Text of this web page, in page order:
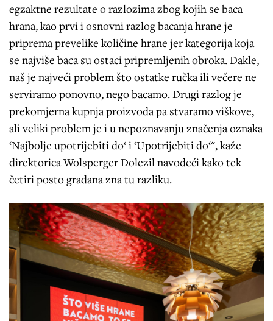
egzaktne rezultate o razlozima zbog kojih se baca
hrana, kao prvi i osnovni razlog bacanja hrane je
priprema prevelike količine hrane jer kategorija koja
se najviše baca su ostaci pripremljenih obroka. Dakle,
naš je najveći problem što ostatke ručka ili večere ne
serviramo ponovno, nego bacamo. Drugi razlog je
prekomjerna kupnja proizvoda pa stvaramo viškove,
ali veliki problem je i u nepoznavanju značenja oznaka
‘Najbolje upotrijebiti do‘ i ‘Upotrijebiti do‘", kaže
direktorica Wolsperger Dolezil navodeći kako tek
četiri posto građana zna tu razliku.